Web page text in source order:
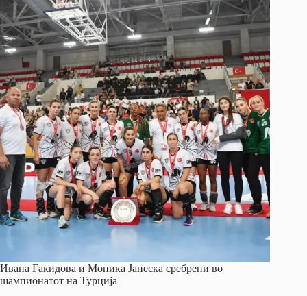
Ивана Гакидова и Моника Јанеска сребрени во
шампионатот на Турција